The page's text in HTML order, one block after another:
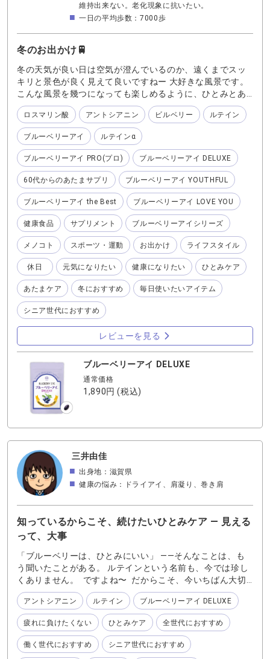
維持出来ない。老化現象に抗いたい。
一日の平均歩数：7000歩
冬のお出かけ🚆
冬の天気が良い日は空気が澄んでいるのか、遠くまでスッ
キリと景色が良く見えて良いですねー 大好きな風景です。
こんな風景を幾つになっても楽しめるように、ひとみとあ
たまのケアは日頃からしっかりと続けています。 ひとみに
は、健康寿命を支えるてくれる16種の成分を厳選配合 🫐
『ブルーベリーアイ DELUXE 』 あたまには、記憶力を維
持することをサポートしてくれる ❣️『60代からのあたまサ
プリ』 この2つのサプリメントでバッチリ👍 いつまでも好
きな所へ行けて美しい冬の景色を見ることが出来るように
するには毎日のお手入れが大事だと思っています♪
ロスマリン酸 アントシアニン ビルベリー ルテイン
ブルーベリーアイ ルテインα
ブルーベリーアイ PRO(プロ) ブルーベリーアイ DELUXE
60代からのあたまサプリ ブルーベリーアイ YOUTHFUL
ブルーベリーアイ the Best ブルーベリーアイ LOVE YOU
健康食品 サプリメント ブルーベリーアイシリーズ
メノコト スポーツ・運動 お出かけ ライフスタイル
休日 元気になりたい 健康になりたい ひとみケア
あたまケア 冬におすすめ 毎日使いたいアイテム
シニア世代におすすめ
レビューを見る
ブルーベリーアイ DELUXE
通常価格
1,890円(税込)
三井由佳
出身地：滋賀県
健康の悩み：ドライアイ、肩凝り、巻き肩
知っているからこそ、続けたいひとみケア ― 見える
って、大事
「ブルーベリーは、ひとみにいい」 ——そんなことは、も
う聞いたことがある。 ルテインという名前も、今では珍し
くありません。 ですよね〜 だからこそ、今いちばん大切
なのは これから先も、無理なく続けられるかどうか。 年齢
を重ねても、 本を読んだり、テレビを見たり、 スマホやパ
ソコンを使ったり、 気軽に外へ出かけたり。 そんな“見る
時間”を、これからも大切にしたい 60代・70代・80代の毎
日に寄り添うのが『ブルーベリーアイDELUXE』です。 ブ
ルーベリー（ナノビルベリー）とルテイン。 それぞれの特
アントシアニン ルテイン ブルーベリーアイ DELUXE
疲れに負けたくない ひとみケア 全世代におすすめ
働く世代におすすめ シニア世代におすすめ